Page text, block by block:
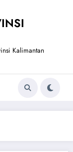
Kalimantan